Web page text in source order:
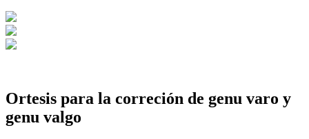
Ortesis para la correción de genu varo y
genu valgo